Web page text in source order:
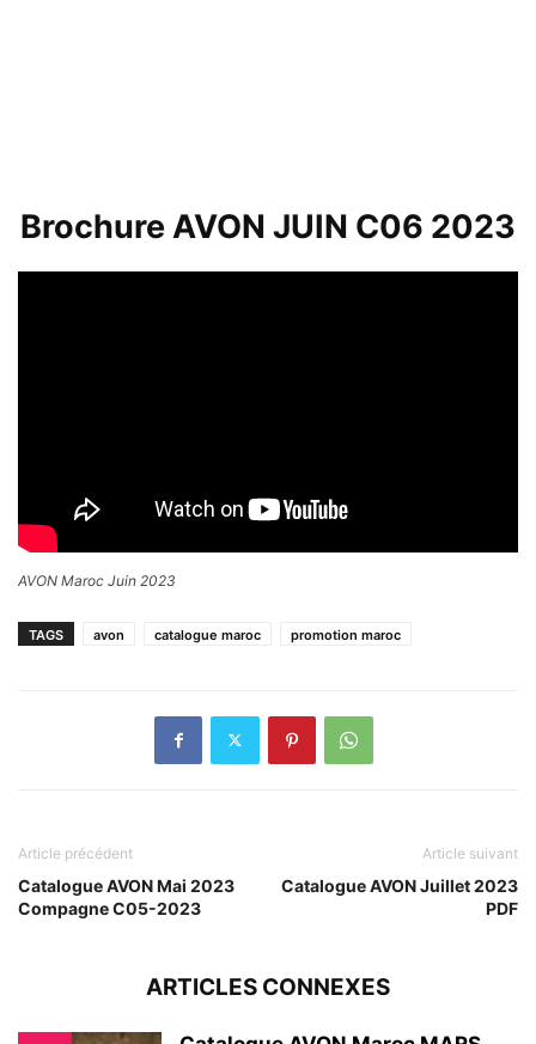
Brochure AVON JUIN C06 2023
AVON Maroc Juin 2023
TAGS avon catalogue maroc promotion maroc
Article précédent
Catalogue AVON Mai 2023
Compagne C05-2023
Article suivant
Catalogue AVON Juillet 2023
PDF
ARTICLES CONNEXES